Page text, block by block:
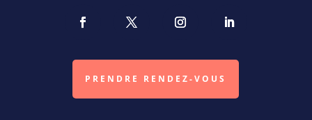
PRENDRE RENDEZ-VOUS